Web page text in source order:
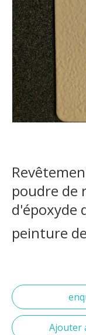
poudre de
d'époxyde
peinture
Ajouter